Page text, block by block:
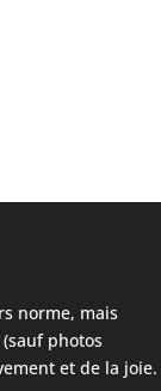
norme, mais
photos
et de la joie.